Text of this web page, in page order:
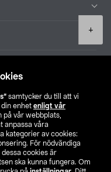
samtycker du till att vi
enhet enligt vår
vår webbplats,
anpassa våra
kategorier av cookies:
För nödvändiga
cookies är
ska kunna fungera. Om
+